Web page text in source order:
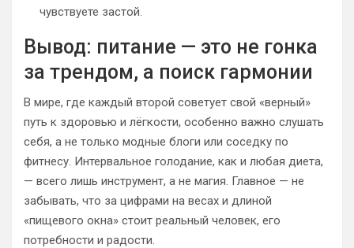
чувствуете застой.
Вывод: питание — это не гонка
за трендом, а поиск гармонии
В мире, где каждый второй советует свой «верный»
путь к здоровью и лёгкости, особенно важно слушать
себя, а не только модные блоги или соседку по
фитнесу. Интервальное голодание, как и любая диета,
— всего лишь инструмент, а не магия. Главное — не
забывать, что за цифрами на весах и длиной
«пищевого окна» стоит реальный человек, его
потребности и радости.